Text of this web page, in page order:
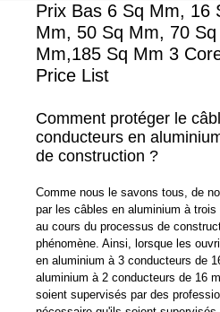
Prix Bas 6 Sq Mm, 16
Mm, 50 Sq Mm, 70
Mm,185 Sq Mm 3
Price List
Comment protéger le
conducteurs en
de construction ?
Comme nous le savons tous, de
par les câbles en aluminium à
au cours du processus de
phénomène. Ainsi, lorsque les
en aluminium à 3 conducteurs de
aluminium à 2 conducteurs de 16
soient supervisés par des